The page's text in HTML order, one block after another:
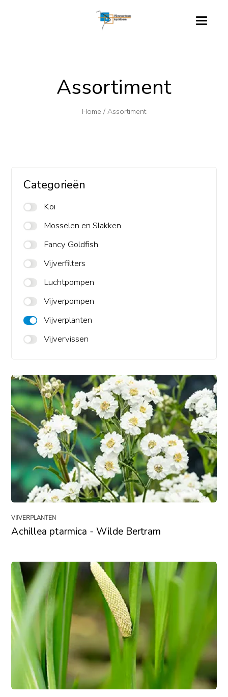
Assortiment
Home / Assortiment
Categorieën
Koi
Mosselen en Slakken
Fancy Goldfish
Vijverfilters
Luchtpompen
Vijverpompen
Vijverplanten
Vijvervissen
VIJVERPLANTEN
Achillea ptarmica - Wilde Bertram